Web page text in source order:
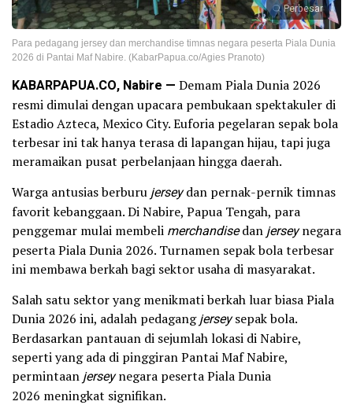
Perbesar
Para pedagang jersey dan merchandise timnas negara peserta Piala Dunia
2026 di Pantai Maf Nabire. (KabarPapua.co/Agies Pranoto)
KABARPAPUA.CO, Nabire — Demam Piala Dunia 2026
resmi dimulai dengan upacara pembukaan spektakuler di
Estadio Azteca, Mexico City. Euforia pegelaran sepak bola
terbesar ini tak hanya terasa di lapangan hijau, tapi juga
meramaikan pusat perbelanjaan hingga daerah.
Warga antusias berburu jerseydan pernak-pernik timnas
favorit kebanggaan. Di Nabire, Papua Tengah, para
penggemar mulai membeli merchandisedan jerseynegara
peserta Piala Dunia 2026. Turnamen sepak bola terbesar
ini membawa berkah bagi sektor usaha di masyarakat.
Salah satu sektor yang menikmati berkah luar biasa Piala
Dunia 2026 ini, adalah pedagangjerseysepak bola.
Berdasarkan pantauan di sejumlah lokasi di Nabire,
seperti yang ada di pinggiran Pantai Maf Nabire,
permintaan jerseynegara peserta Piala Dunia
2026 meningkat signifikan.